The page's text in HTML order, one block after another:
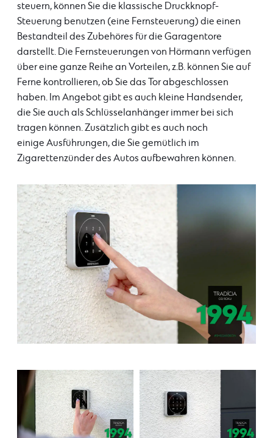
steuern, können Sie die klassische Druckknopf-
Steuerung benutzen (eine Fernsteuerung) die einen
Bestandteil des Zubehöres für die Garagentore
darstellt. Die Fernsteuerungen von Hörmann verfügen
über eine ganze Reihe an Vorteilen, z.B. können Sie auf
Ferne kontrollieren, ob Sie das Tor abgeschlossen
haben. Im Angebot gibt es auch kleine Handsender,
die Sie auch als Schlüsselanhänger immer bei sich
tragen können. Zusätzlich gibt es auch noch
einige Ausführungen, die Sie gemütlich im
Zigarettenzünder des Autos aufbewahren können.